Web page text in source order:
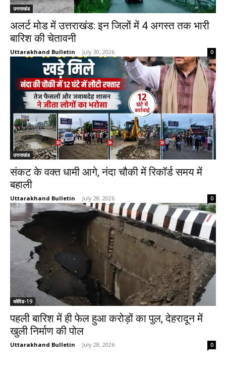
उत्तराखंड
अलर्ट मोड में उत्तराखंड: इन जिलों में 4 अगस्त तक भारी
बारिश की चेतावनी
Uttarakhand Bulletin - July 30, 2026 0
उत्तराखंड
संकट के वक्त धामी आगे, नंदा चौकी में रिकॉर्ड समय में
बहाली
Uttarakhand Bulletin - July 28, 2026 0
कोविड-19
पहली बारिश में ही फेल हुआ करोड़ों का पुल, देहरादून में
खुली निर्माण की पोल
Uttarakhand Bulletin - July 28, 2026 0